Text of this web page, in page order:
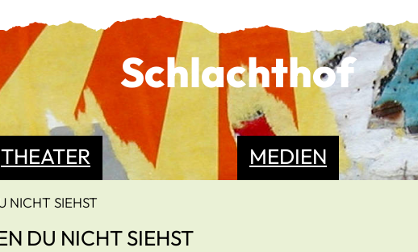
Schlachthof
THEATER MEDIEN
NICHT SIEHST
DU NICHT SIEHST